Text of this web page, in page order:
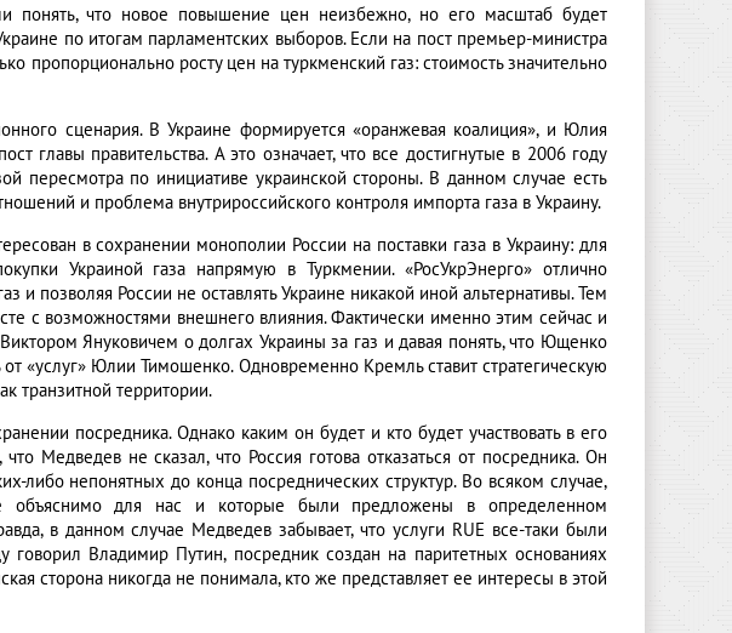
понять, что новое повышение цен неизбежно, но его масштаб будет
по итогам парламентских выборов. Если на пост премьер-министра
пропорционально росту цен на туркменский газ: стоимость значительно
сценария. В Украине формируется «оранжевая коалиция», и Юлия
главы правительства. А это означает, что все достигнутые в 2006 году
пересмотра по инициативе украинской стороны. В данном случае есть
и проблема внутрироссийского контроля импорта газа в Украину.
в сохранении монополии России на поставки газа в Украину: для
Украиной газа напрямую в Туркмении. «РосУкрЭнерго» отлично
и позволяя России не оставлять Украине никакой иной альтернативы. Тем
с возможностями внешнего влияния. Фактически именно этим сейчас и
Януковичем о долгах Украины за газ и давая понять, что Ющенко
«услуг» Юлии Тимошенко. Одновременно Кремль ставит стратегическую
транзитной территории.
посредника. Однако каким он будет и кто будет участвовать в его
Медведев не сказал, что Россия готова отказаться от посредника. Он
либо непонятных до конца посреднических структур. Во всяком случае,
объяснимо для нас и которые были предложены в определенном
в данном случае Медведев забывает, что услуги RUE все-таки были
говорил Владимир Путин, посредник создан на паритетных основаниях
сторона никогда не понимала, кто же представляет ее интересы в этой